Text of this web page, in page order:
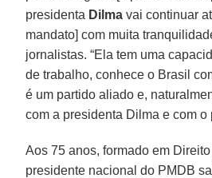
presidenta Dilma vai continuar
mandato] com muita
jornalistas. “Ela tem uma
de trabalho, conhece o Brasil
é um partido aliado e,
com a presidenta Dilma e com o
Aos 75 anos, formado em
presidente nacional do PMDB